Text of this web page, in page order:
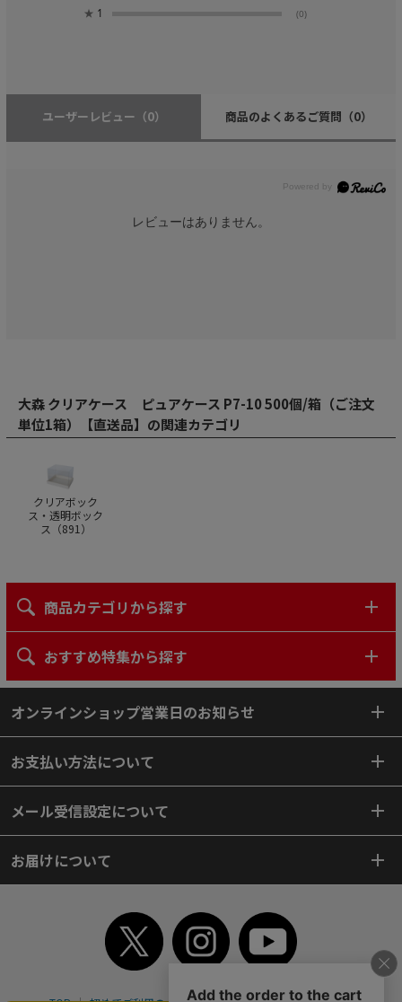
★ 1 (0)
ユーザーレビュー （0） 商品のよくあるご質問 （0）
レビューはありません。
大森 クリアケース ピュアケース P7-10 500個/箱（ご注文
単位1箱）【直送品】の関連カテゴリ
クリアボック
ス・透明ボック
ス（891 ）
商品カテゴリから探す
おすすめ特集から探す
オンラインショップ営業日のお知らせ
お支払い方法について
メール受信設定について
お届けについて